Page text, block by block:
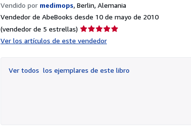
Vendido por medimops, Berlin, Alemania
Vendedor de AbeBooks desde 10 de mayo de 2010
(vendedor de 5 estrellas) Calificación
Ver los artículos de este vendedor
Ver todos los ejemplares de este libro